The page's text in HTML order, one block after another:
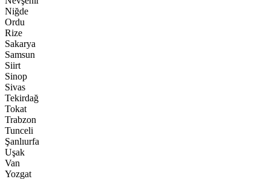
Niğde
Ordu
Rize
Sakarya
Samsun
Siirt
Sinop
Sivas
Tekirdağ
Tokat
Trabzon
Tunceli
Şanlıurfa
Uşak
Van
Yozgat